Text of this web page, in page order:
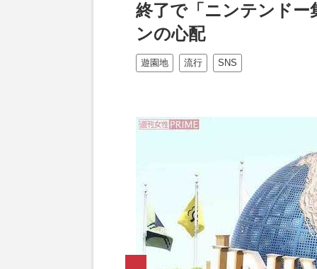
終了で「ニンテンド
ンの心配
遊園地 流行 SNS